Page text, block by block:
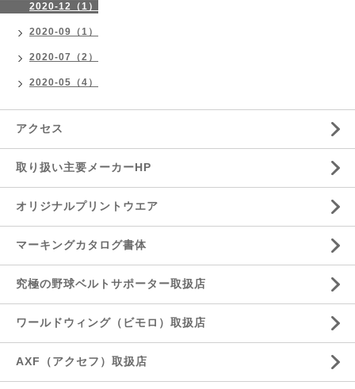
2020-12（1）
2020-09（1）
2020-07（2）
2020-05（4）
アクセス
取り扱い主要メーカーHP
オリジナルプリントウエア
マーキングカタログ書体
究極の野球ベルトサポーター取扱店
ワールドウィング（ビモロ）取扱店
AXF（アクセフ）取扱店